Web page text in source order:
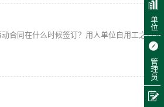
合同在什么时候签订？用人单位自用工之日
单位
管理员